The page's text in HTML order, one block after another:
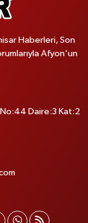
Haberleri, Son
Afyon'un
No:44 Daire:3 Kat:2